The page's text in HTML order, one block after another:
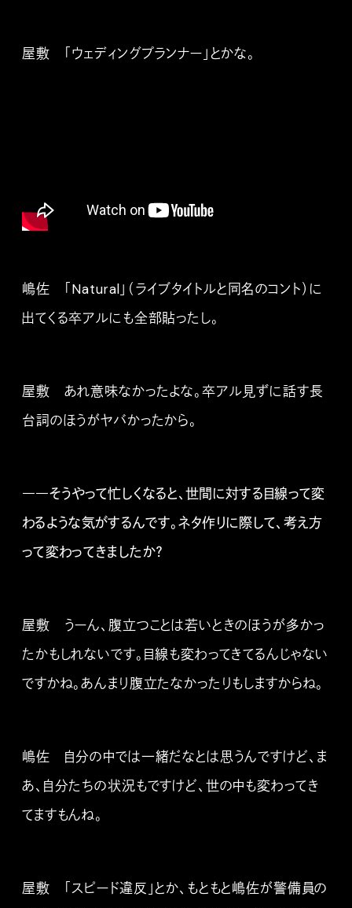
屋敷 「ウェディングプランナー」とかな。
嶋佐 「Natural」（ライブタイトルと同名のコント）に
出てくる卒アルにも全部貼ったし。
屋敷 あれ意味なかったよな。卒アル見ずに話す長
台詞のほうがヤバかったから。
――そうやって忙しくなると、世間に対する目線って変
わるような気がするんです。ネタ作りに際して、考え方
って変わってきましたか？
屋敷 うーん、腹立つことは若いときのほうが多かっ
たかもしれないです。目線も変わってきてるんじゃない
ですかね。あんまり腹立たなかったりもしますからね。
嶋佐 自分の中では一緒だなとは思うんですけど、ま
あ、自分たちの状況もですけど、世の中も変わってき
てますもんね。
屋敷 「スピード違反」とか、もともと嶋佐が警備員の